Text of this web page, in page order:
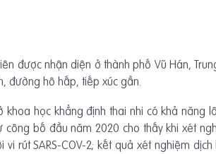
được nhận diện ở thành phố Vũ Hán,
đường hô hấp, tiếp xúc gần.
học khẳng định thai nhi có khả năng
bố đầu năm 2020 cho thấy khi xét
rút SARS-COV-2; kết quả xét nghiệm